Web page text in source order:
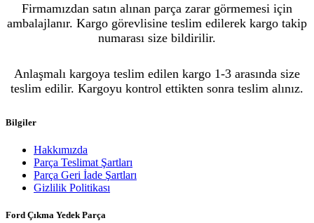
Firmamızdan satın alınan parça zarar görmemesi için
ambalajlanır. Kargo görevlisine teslim edilerek kargo takip
numarası size bildirilir.
Anlaşmalı kargoya teslim edilen kargo 1-3 arasında size
teslim edilir. Kargoyu kontrol ettikten sonra teslim alınız.
Bilgiler
Hakkımızda
Parça Teslimat Şartları
Parça Geri İade Şartları
Gizlilik Politikası
Ford Çıkma Yedek Parça